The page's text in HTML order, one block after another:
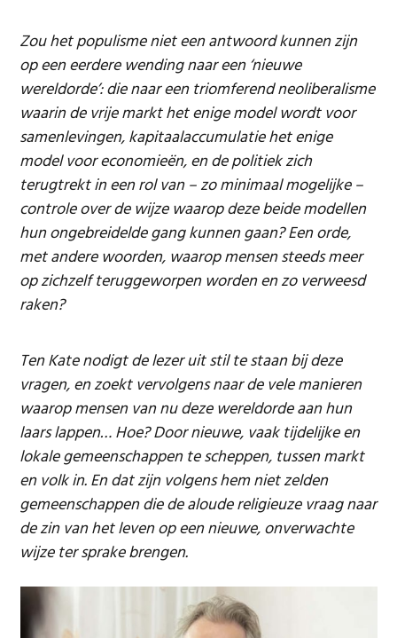
Zou het populisme niet een antwoord kunnen zijn
op een eerdere wending naar een ‘nieuwe
wereldorde’: die naar een triomferend neoliberalisme
waarin de vrije markt het enige model wordt voor
samenlevingen, kapitaalaccumulatie het enige
model voor economieën, en de politiek zich
terugtrekt in een rol van ­– zo minimaal mogelijke ­–
controle over de wijze waarop deze beide modellen
hun ongebreidelde gang kunnen gaan? Een orde,
met andere woorden, waarop mensen steeds meer
op zichzelf teruggeworpen worden en zo verweesd
raken?
Ten Kate nodigt de lezer uit stil te staan bij deze
vragen, en zoekt vervolgens naar de vele manieren
waarop mensen van nu deze wereldorde aan hun
laars lappen… Hoe? Door nieuwe, vaak tijdelijke en
lokale gemeenschappen te scheppen, tussen markt
en volk in. En dat zijn volgens hem niet zelden
gemeenschappen die de aloude religieuze vraag naar
de zin van het leven op een nieuwe, onverwachte
wijze ter sprake brengen.